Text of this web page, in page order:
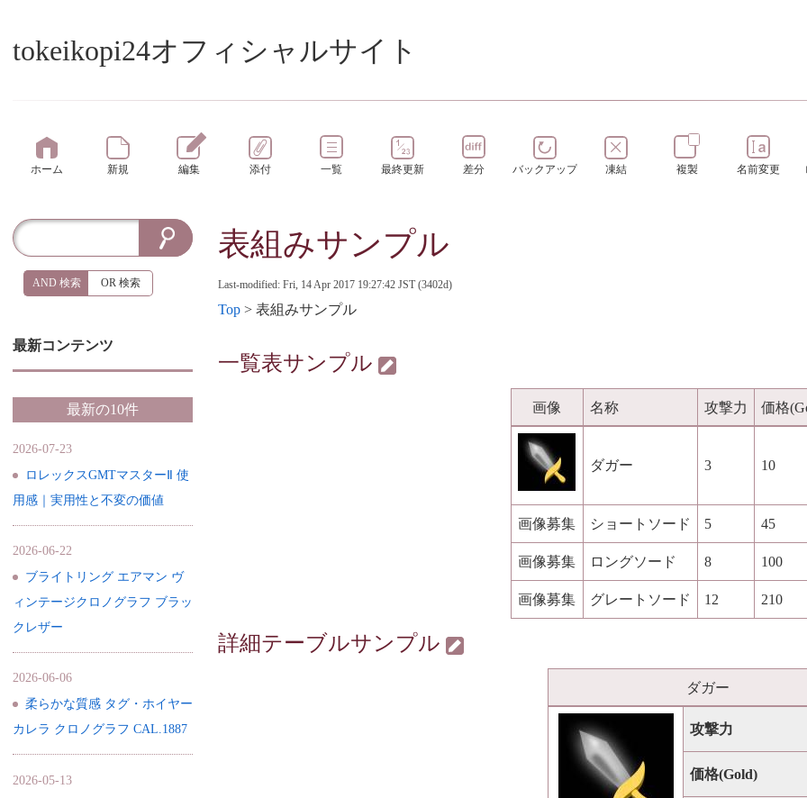
tokeikopi24オフィシャルサイト
ホーム 新規 編集 添付 一覧 最終更新 差分 バックアップ 凍結 複製 名前変更
表組みサンプル
Last-modified: Fri, 14 Apr 2017 19:27:42 JST (3402d)
Top > 表組みサンプル
一覧表サンプル
画像 名称 攻撃力 価格
ダガー 3 10
画像募集 ショートソード 5 45
画像募集 ロングソード 8 100
画像募集 グレートソード 12 210
詳細テーブルサンプル
ダガー
攻撃力
価格(Gold)
AND 検索 OR 検索
最新コンテンツ
最新の10件
2026-07-23
ロレックスGMTマスターⅡ 使
用感｜実用性と不変の価値
2026-06-22
ブライトリング エアマン ヴ
ィンテージクロノグラフ ブラッ
クレザー
2026-06-06
柔らかな質感 タグ・ホイヤー
カレラ クロノグラフ CAL.1887
2026-05-13